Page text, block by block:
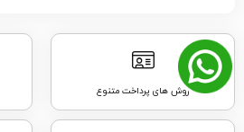
روش های پرداخت متنوع